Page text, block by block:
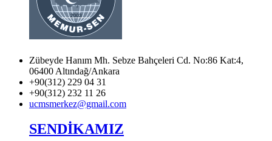
Zübeyde Hanım Mh. Sebze Bahçeleri Cd. No:86 Kat:4,
06400 Altındağ/Ankara
+90(312) 229 04 31
+90(312) 232 11 26
ucmsmerkez@gmail.com
SENDİKAMIZ